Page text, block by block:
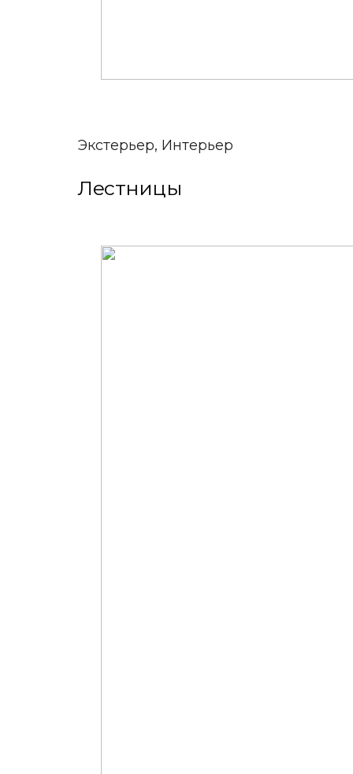
Экстерьер, Интерьер
Лестницы